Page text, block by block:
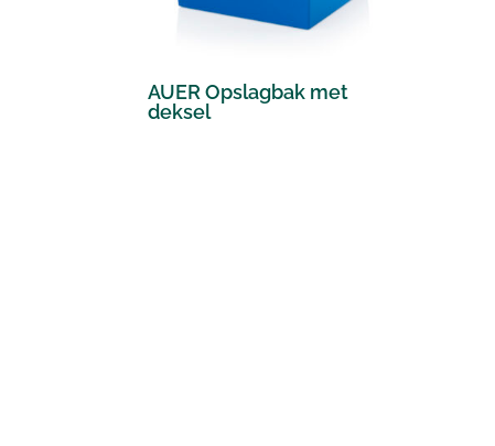
AUER Opslagbak met
deksel